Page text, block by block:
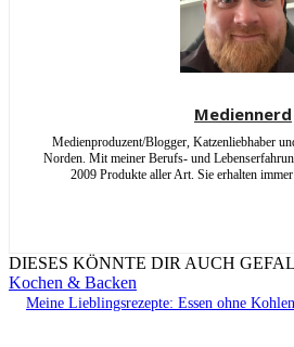
Mediennerd
Medienproduzent/Blogger, Katzenliebhaber
Norden. Mit meiner Berufs- und
2009 Produkte aller Art. Sie erhalten
DIESES KÖNNTE DIR AUCH
Kochen & Backen
Meine Lieblingsrezepte: Essen ohne